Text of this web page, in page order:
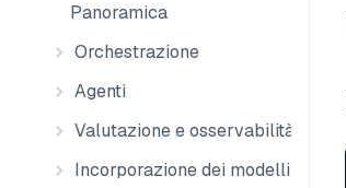
Panoramica
Orchestrazione
Agenti
Valutazione e osservabilità
Incorporazione dei modelli